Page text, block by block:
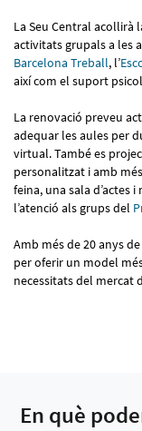
La Seu Central acollirà
activitats grupals a les
Barcelona Treball, l’
així com el suport
La renovació preveu
adequar les aules per
virtual. També es
personalitzat i amb
feina, una sala d’actes i
l’atenció als grups del
Amb més de 20 anys
per oferir un model
necessitats del mercat
En què